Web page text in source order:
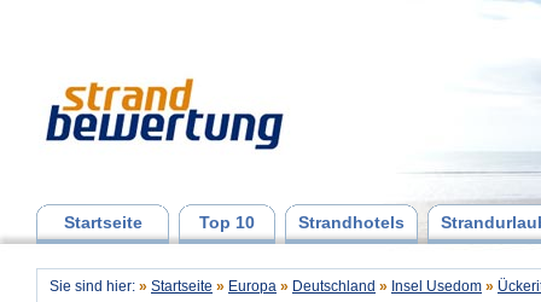
Startseite Top 10 Strandhotels
Sie sind hier: » Startseite » Europa » Deutschland » Insel Usedom »